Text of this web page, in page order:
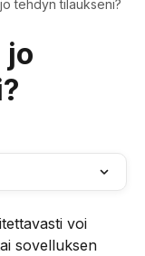
tehdyn tilaukseni?
jo
voi
sovelluksen